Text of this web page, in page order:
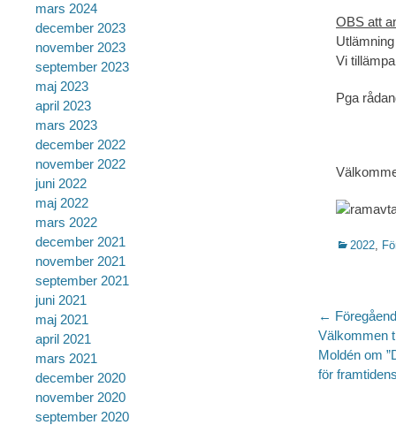
OBS att
Vi
Pga
Kategorier
2022,
←
Föregående
inlägg:
Välkommen
Moldén om
för
mars 2024
december 2023
november 2023
september 2023
maj 2023
april 2023
mars 2023
december 2022
november 2022
juni 2022
maj 2022
mars 2022
december 2021
november 2021
september 2021
juni 2021
maj 2021
april 2021
mars 2021
december 2020
november 2020
september 2020